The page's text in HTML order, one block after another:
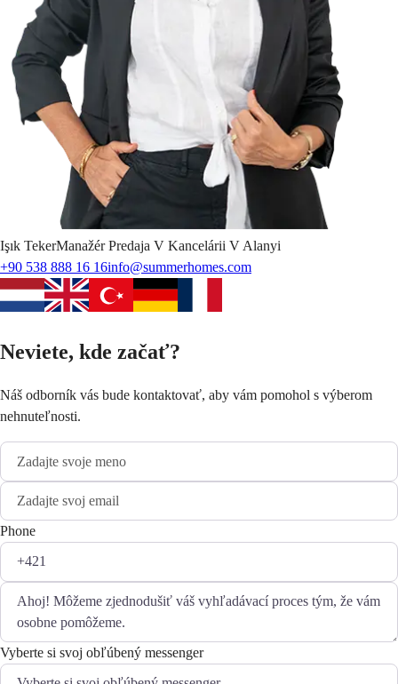
Işık TekerManažér Predaja V Kancelárii V Alanyi
+90 538 888 16 16info@summerhomes.com
Neviete, kde začať?
Náš odborník vás bude kontaktovať, aby vám pomohol s výberom
nehnuteľnosti.
Phone
Vyberte si svoj obľúbený messenger